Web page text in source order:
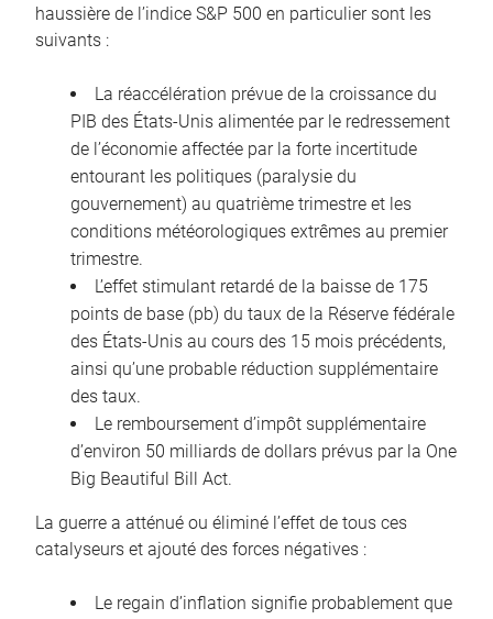
haussière de l’indice S&P 500 en particulier sont les
suivants :
La réaccélération prévue de la croissance du
PIB des États-Unis alimentée par le redressement
de l’économie affectée par la forte incertitude
entourant les politiques (paralysie du
gouvernement) au quatrième trimestre et les
conditions météorologiques extrêmes au premier
trimestre.
L’effet stimulant retardé de la baisse de 175
points de base (pb) du taux de la Réserve fédérale
des États-Unis au cours des 15 mois précédents,
ainsi qu’une probable réduction supplémentaire
des taux.
Le remboursement d’impôt supplémentaire
d’environ 50 milliards de dollars prévus par la One
Big Beautiful Bill Act.
La guerre a atténué ou éliminé l’effet de tous ces
catalyseurs et ajouté des forces négatives :
Le regain d’inflation signifie probablement que